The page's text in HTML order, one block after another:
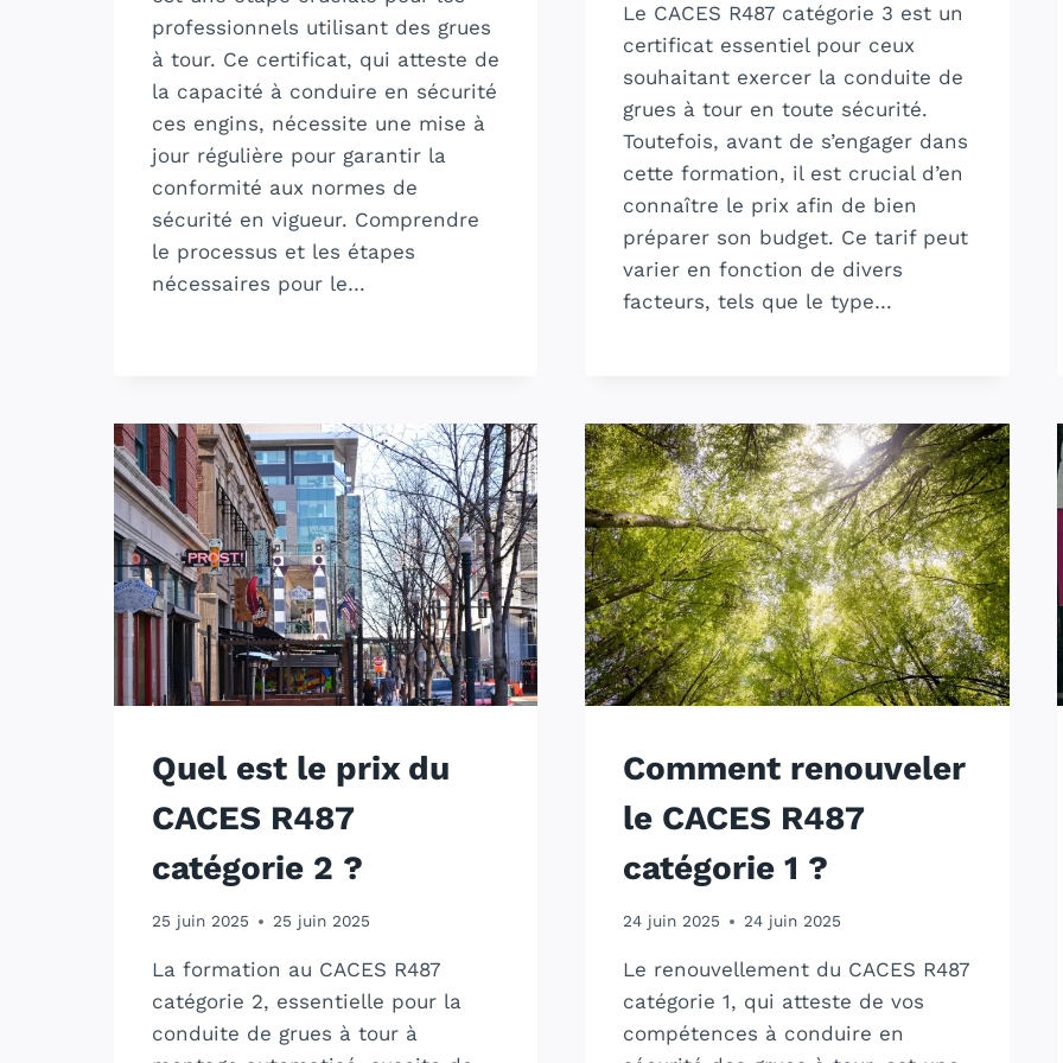
professionnels utilisant des grues
à tour. Ce certificat, qui atteste de
la capacité à conduire en sécurité
ces engins, nécessite une mise à
jour régulière pour garantir la
conformité aux normes de
sécurité en vigueur. Comprendre
le processus et les étapes
nécessaires pour le…
Le CACES R487 catégorie 3 est un
certificat essentiel pour ceux
souhaitant exercer la conduite de
grues à tour en toute sécurité.
Toutefois, avant de s’engager dans
cette formation, il est crucial d’en
connaître le prix afin de bien
préparer son budget. Ce tarif peut
varier en fonction de divers
facteurs, tels que le type…
Quel est le prix du
CACES R487
catégorie 2 ?
25 juin 2025 25 juin 2025
La formation au CACES R487
catégorie 2, essentielle pour la
conduite de grues à tour à
Comment renouveler
le CACES R487
catégorie 1 ?
24 juin 2025 24 juin 2025
Le renouvellement du CACES R487
catégorie 1, qui atteste de vos
compétences à conduire en